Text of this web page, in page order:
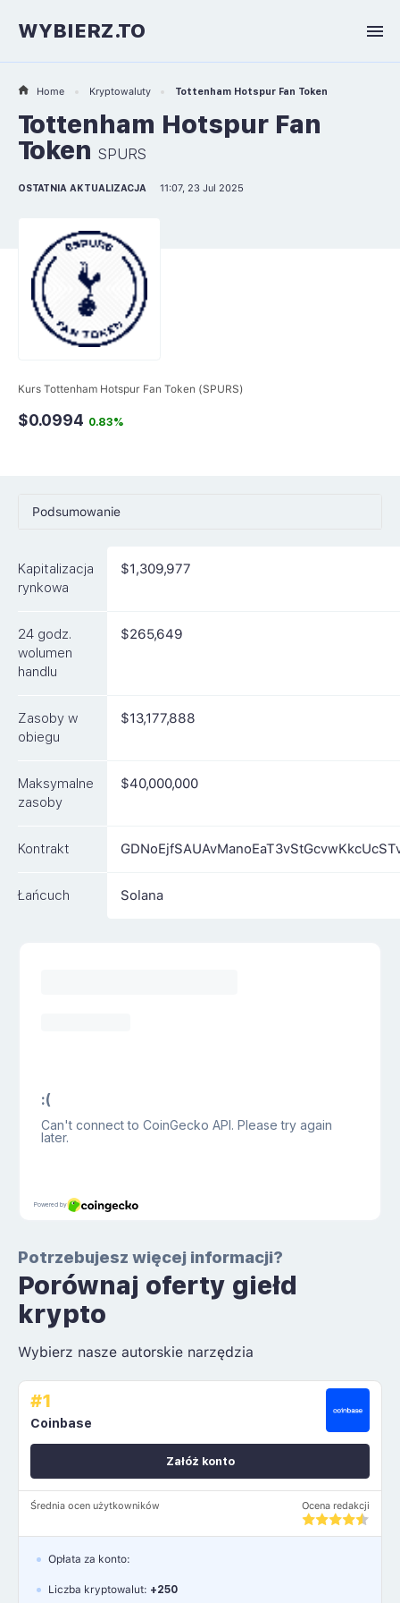
WYBIERZ.TO
Home Kryptowaluty Tottenham Hotspur Fan Token
Tottenham Hotspur Fan
Token SPURS
OSTATNIA AKTUALIZACJA 11:07, 23 Jul 2025
Kurs Tottenham Hotspur Fan Token (SPURS)
$0.0994 0.83%
Podsumowanie
Rynki
FAQ
Kapitalizacja
rynkowa
$1,309,977
24 godz.
wolumen
handlu
$265,649
Zasoby w
obiegu
$13,177,888
Maksymalne
zasoby
$40,000,000
Kontrakt
Łańcuch Solana
Potrzebujesz więcej informacji?
Porównaj oferty giełd
krypto
Wybierz nasze autorskie narzędzia
#1
Coinbase
Średnia ocen użytkowników Ocena redakcji
Załóż konto
Opłata za konto:
Liczba kryptowalut: +250